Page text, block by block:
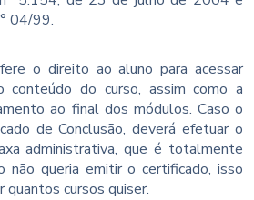
04/99.
o direito ao aluno para acessar
do curso, assim como a
ao final dos módulos. Caso o
de Conclusão, deverá efetuar o
administrativa, que é totalmente
não queria emitir o certificado, isso
quantos cursos quiser.